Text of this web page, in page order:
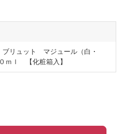
リュット マジュール（白・
ｍｌ 【化粧箱入】